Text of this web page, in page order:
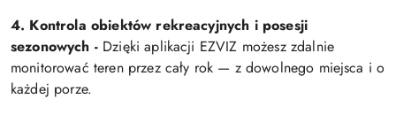
4. Kontrola obiektów rekreacyjnych i posesji
sezonowych - Dzięki aplikacji EZVIZ możesz zdalnie
monitorować teren przez cały rok — z dowolnego miejsca i o
każdej porze.